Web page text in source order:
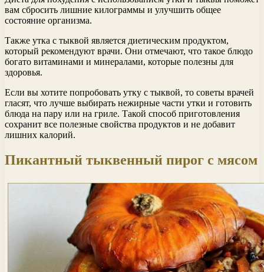
вам сбросить лишние килограммы и улучшить общее
состояние организма.
Также утка с тыквой является диетическим продуктом,
который рекомендуют врачи. Они отмечают, что такое блюдо
богато витаминами и минералами, которые полезны для
здоровья.
Если вы хотите попробовать утку с тыквой, то советы врачей
гласят, что лучше выбирать нежирные части утки и готовить
блюда на пару или на гриле. Такой способ приготовления
сохранит все полезные свойства продуктов и не добавит
лишних калорий.
Пикантный тыквенный пирог с мясом